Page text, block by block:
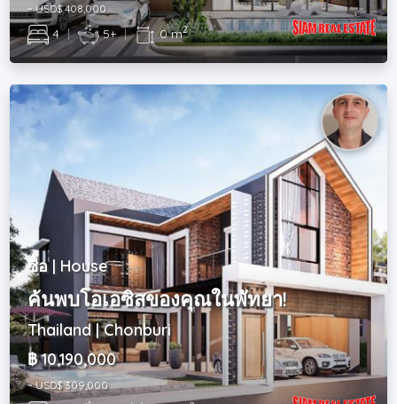
~ USD$ 408,000
4 | 5+ | 0 m2
ซื้อ | House
ค้นพบโอเอซิสของคุณในพัทยา!
Thailand | Chonburi
฿ 10,190,000
~ USD$ 309,000